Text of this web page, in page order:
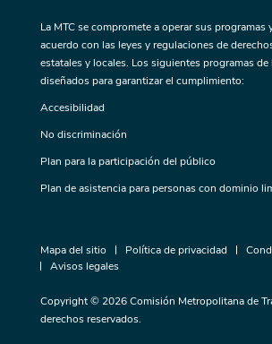
La MTC se compromete a operar sus programas
acuerdo con las leyes y regulaciones de
estatales y locales. Los siguientes programas de
diseñados para garantizar el cumplimiento:
Accesibilidad
No discriminación
Plan para la participación del público
Plan de asistencia para personas con dominio
Mapa del sitio Política de privacidad
Avisos legales
Copyright © 2026 Comisión Metropolitana de
derechos reservados.